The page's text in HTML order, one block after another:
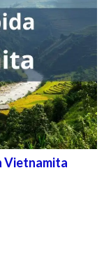
Vietnamita